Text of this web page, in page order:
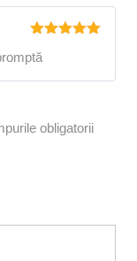
5din 5
obligatorii